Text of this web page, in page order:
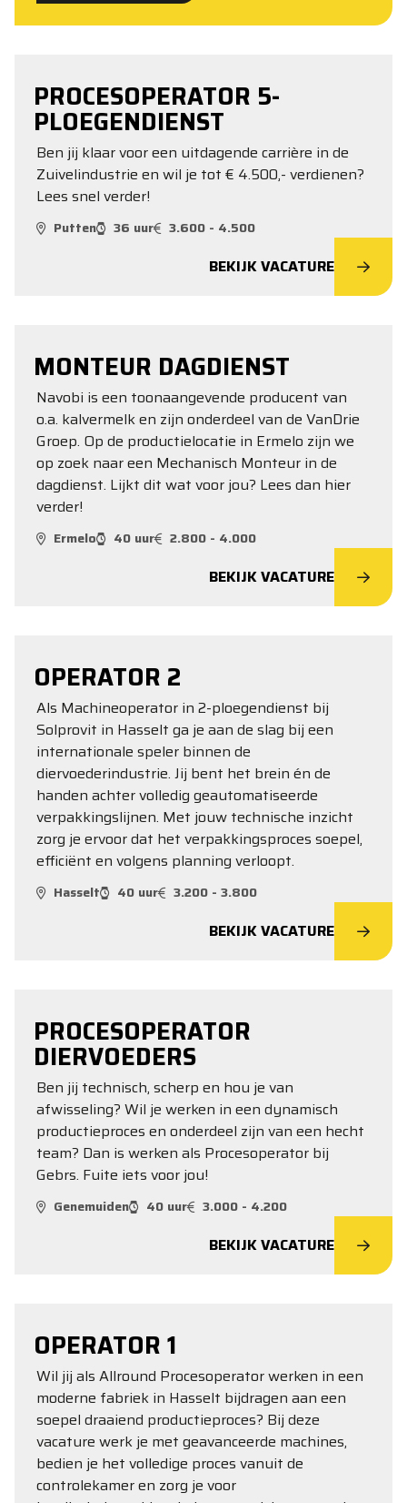
PROCESOPERATOR 5-
PLOEGENDIENST
Ben jij klaar voor een uitdagende carrière in de
Zuivelindustrie en wil je tot € 4.500,- verdienen?
Lees snel verder!
Putten 36 uur 3.600 - 4.500
BEKIJK VACATURE
MONTEUR DAGDIENST
Navobi is een toonaangevende producent van
o.a. kalvermelk en zijn onderdeel van de VanDrie
Groep. Op de productielocatie in Ermelo zijn we
op zoek naar een Mechanisch Monteur in de
dagdienst. Lijkt dit wat voor jou? Lees dan hier
verder!
Ermelo 40 uur 2.800 - 4.000
BEKIJK VACATURE
OPERATOR 2
Als Machineoperator in 2-ploegendienst bij
Solprovit in Hasselt ga je aan de slag bij een
internationale speler binnen de
diervoederindustrie. Jij bent het brein én de
handen achter volledig geautomatiseerde
verpakkingslijnen. Met jouw technische inzicht
zorg je ervoor dat het verpakkingsproces soepel,
efficiënt en volgens planning verloopt.
Hasselt 40 uur 3.200 - 3.800
BEKIJK VACATURE
PROCESOPERATOR
DIERVOEDERS
Ben jij technisch, scherp en hou je van
afwisseling? Wil je werken in een dynamisch
productieproces en onderdeel zijn van een hecht
team? Dan is werken als Procesoperator bij
Gebrs. Fuite iets voor jou!
Genemuiden 40 uur 3.000 - 4.200
BEKIJK VACATURE
OPERATOR 1
Wil jij als Allround Procesoperator werken in een
moderne fabriek in Hasselt bijdragen aan een
soepel draaiend productieproces? Bij deze
vacature werk je met geavanceerde machines,
bedien je het volledige proces vanuit de
controlekamer en zorg je voor